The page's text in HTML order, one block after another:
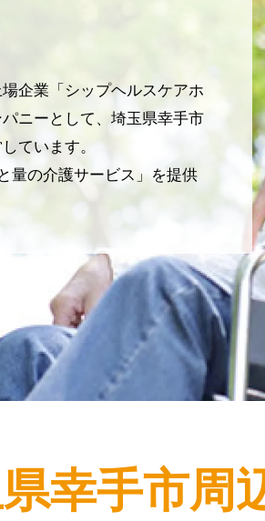
企業「シップヘルスケアホ
ニーとして、埼玉県幸手市
ています。
量の介護サービス」を提供
幸手市周